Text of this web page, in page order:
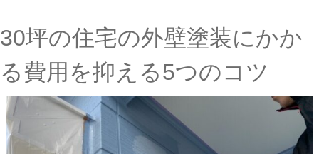
30坪の住宅の外壁塗装にかか
る費用を抑える5つのコツ